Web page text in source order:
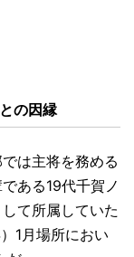
の因縁
は主将を務める
ある19代千賀ノ
て所属していた
1月場所におい